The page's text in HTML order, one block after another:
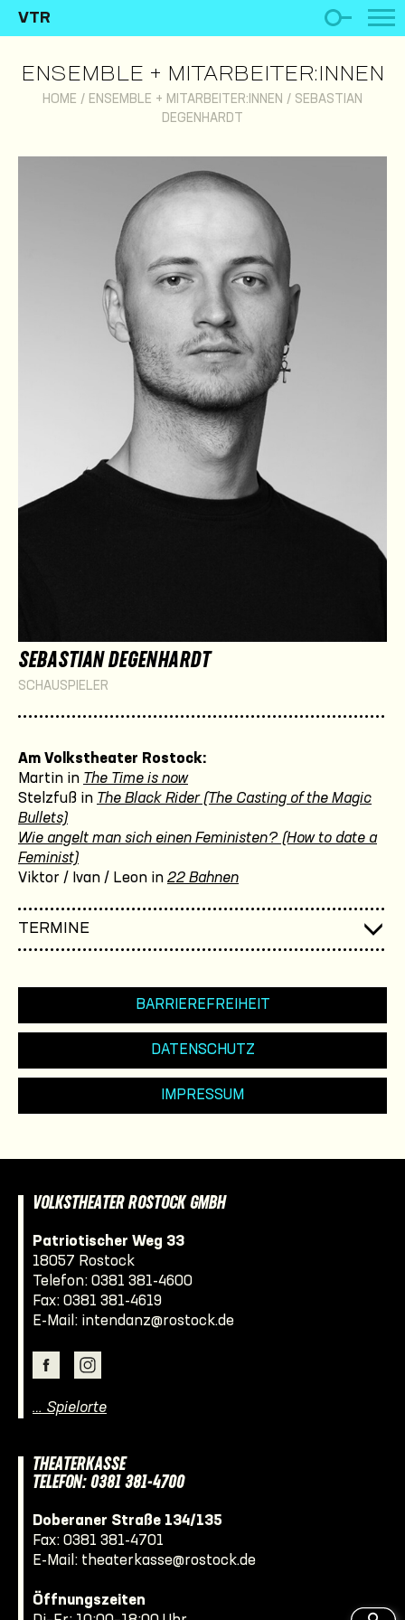
VTR
ENSEMBLE + MITARBEITER:INNEN
HOME / ENSEMBLE + MITARBEITER:INNEN / SEBASTIAN
DEGENHARDT
SEBASTIAN DEGENHARDT
SCHAUSPIELER
Am Volkstheater Rostock:
Martin in The Time is now
Stelzfuß in The Black Rider (The Casting of the Magic
Bullets)
Wie angelt man sich einen Feministen? (How to date a
Feminist)
Viktor / Ivan / Leon in 22 Bahnen
TERMINE
BARRIEREFREIHEIT
DATENSCHUTZ
IMPRESSUM
VOLKSTHEATER ROSTOCK GMBH
Patriotischer Weg 33
18057 Rostock
Telefon: 0381 381-4600
Fax: 0381 381-4619
E-Mail: intendanz@rostock.de
… Spielorte
THEATERKASSE
TELEFON: 0381 381-4700
Doberaner Straße 134/135
Fax: 0381 381-4701
E-Mail: theaterkasse@rostock.de
Öffnungszeiten